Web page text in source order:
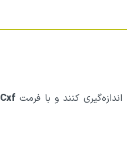
کنند و با فرمت Cxf